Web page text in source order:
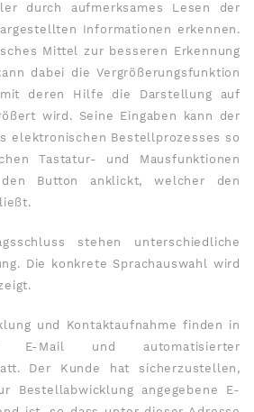
durch aufmerksames Lesen der
Informationen erkennen.
Mittel zur besseren Erkennung
dabei die Vergrößerungsfunktion
deren Hilfe die Darstellung auf
wird. Seine Eingaben kann der
elektronischen Bestellprozesses so
Tastatur- und Mausfunktionen
Button anklickt, welcher den
stehen unterschiedliche
Die konkrete Sprachauswahl wird
und Kontaktaufnahme finden in
Mail und automatisierter
Der Kunde hat sicherzustellen,
Bestellabwicklung angegebene E-